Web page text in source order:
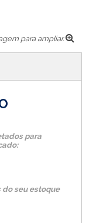
para ampliar.
para
do seu estoque